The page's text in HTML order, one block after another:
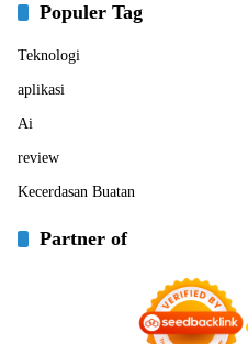
Populer Tag
Teknologi
aplikasi
Ai
review
Kecerdasan Buatan
Partner of